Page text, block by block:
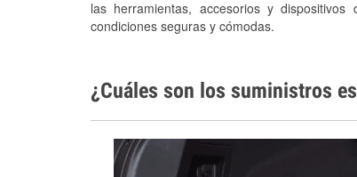
las herramientas, accesorios y
condiciones seguras y cómodas.
¿Cuáles son los suministros